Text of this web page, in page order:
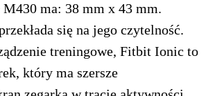
ma: 38 mm x 43 mm.
się na jego czytelność.
treningowe, Fitbit Ionic to
który ma szersze